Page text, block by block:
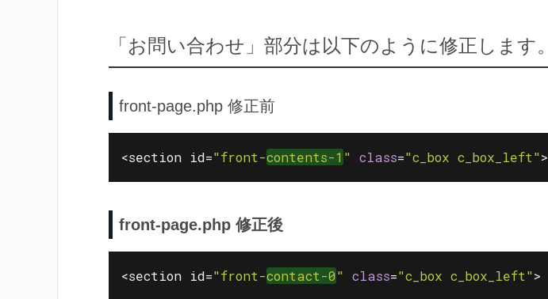
「お問い合わせ」部分は以下のように修正します。
front-page.php 修正前
<section id="front-contents-1 " class="c_box c_box_left">
front-page.php 修正後
<section id="front-contact-0" class="c_box c_box_left">